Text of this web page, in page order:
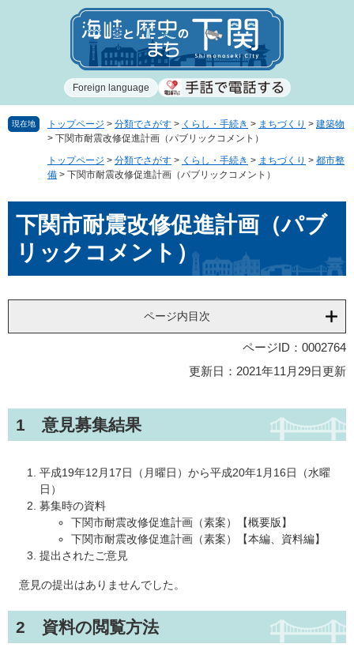
で
ば
Foreign language
現在地 トップページ > 分類でさがす > くらし・手続き > まちづくり > 建築物
> 下関市耐震改修促進計画（パブリックコメント）
トップページ > 分類でさがす > くらし・手続き > まちづくり > 都市整
備 > 下関市耐震改修促進計画（パブリックコメント）
下関市耐震改修促進計画（パブ
リックコメント）
ページ内目次
ページID：0002764
更新日：2021年11月29日更新
1 意見募集結果
平成19年12月17日（月曜日）から平成20年1月16日（水曜
日）
募集時の資料
下関市耐震改修促進計画（素案）【概要版】
下関市耐震改修促進計画（素案）【本編、資料編】
提出されたご意見
意見の提出はありませんでした。
2 資料の閲覧方法